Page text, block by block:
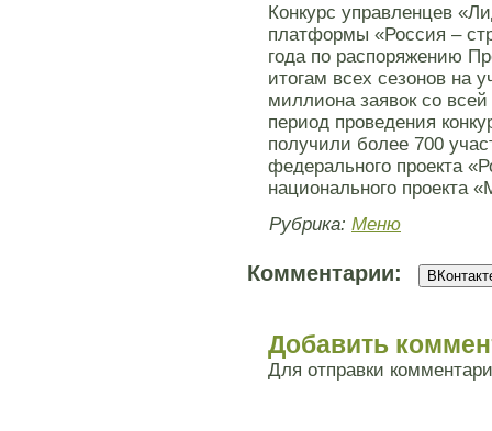
Конкурс управленцев
платформы «Россия –
года по распоряжению
итогам всех сезонов на
миллиона заявок со
период проведения
получили более 700
федерального проекта
национального проекта
Рубрика: Меню
Комментарии:
Добавить
Для отправки